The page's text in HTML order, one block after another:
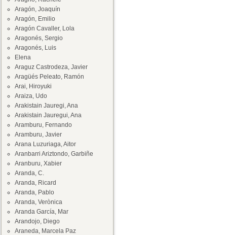
Aragón, Joaquín
Aragón, Emilio
Aragón Cavaller, Lola
Aragonés, Sergio
Aragonés, Luis
Elena
Araguz Castrodeza, Javier
Aragüés Peleato, Ramón
Arai, Hiroyuki
Araiza, Udo
Arakistain Jauregi, Ana
Arakistain Jauregui, Ana
Aramburu, Fernando
Aramburu, Javier
Arana Luzuriaga, Aitor
Aranbarri Ariztondo, Garbiñe
Aranburu, Xabier
Aranda, C.
Aranda, Ricard
Aranda, Pablo
Aranda, Verònica
Aranda García, Mar
Arandojo, Diego
Araneda, Marcela Paz